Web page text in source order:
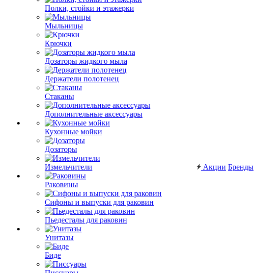
Полки, стойки и этажерки
Мыльницы
Крючки
Дозаторы жидкого мыла
Держатели полотенец
Стаканы
Дополнительные аксессуары
Кухонные мойки
Дозаторы
Измельчители
Раковины
Сифоны и выпуски для раковин
Пьедесталы для раковин
Унитазы
Биде
Акции Бренды